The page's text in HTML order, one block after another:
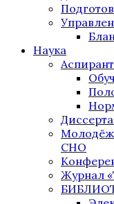
Наука
СНО
Журнал